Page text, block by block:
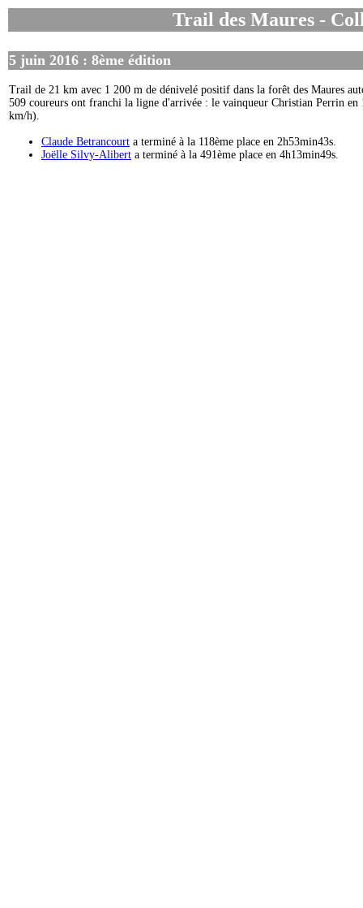
Trail des Maures -
5 juin 2016 : 8ème édition
Trail de 21 km avec 1 200 m de dénivelé positif dans la forêt des Maures
509 coureurs ont franchi la ligne d'arrivée : le vainqueur Christian Perrin
km/h).
Claude Betrancourt a terminé à la 118ème place en 2h53min43s.
Joëlle Silvy-Alibert a terminé à la 491ème place en 4h13min49s.